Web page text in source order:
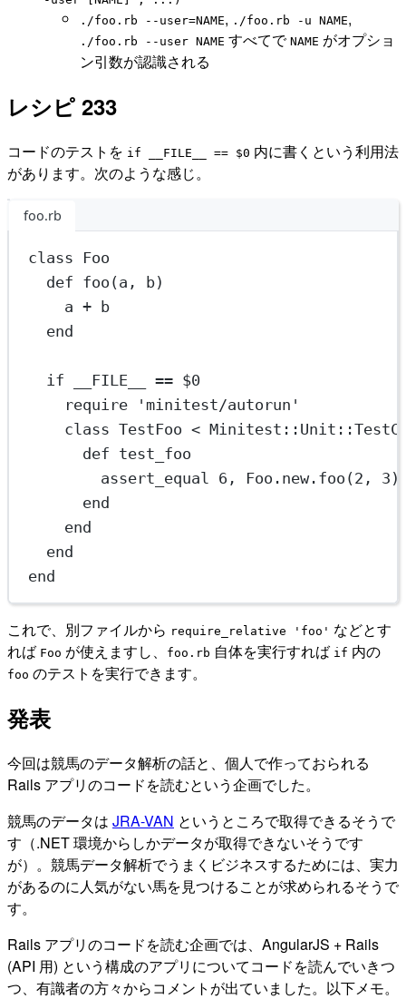
./foo.rb --user=NAME, ./foo.rb -u NAME,
./foo.rb --user NAME すべてで NAME がオプショ
ン引数が認識される
レシピ 233
コードのテストを if __FILE__ == $0 内に書くという利用法
があります。次のような感じ。
foo.rb
class
Foo
def foo (a, b)
a + b
end
if __FILE__ == $0
require
'minitest/autorun'
class TestFoo <
def test_foo
assert_equal 6 , Foo . new. foo (2 , 3
end
end
end
end
これで、別ファイルから require_relative 'foo' などとす
れば Foo が使えますし、 foo.rb 自体を実行すれば if 内の
foo のテストを実行できます。
発表
今回は競馬のデータ解析の話と、個人で作っておられる
Rails アプリのコードを読むという企画でした。
競馬のデータは JRA-VAN というところで取得できるそうで
す（.NET 環境からしかデータが取得できないそうです
が）。競馬データ解析でうまくビジネスするためには、実力
があるのに人気がない馬を見つけることが求められるそうで
す。
Rails アプリのコードを読む企画では、AngularJS + Rails
(API 用) という構成のアプリについてコードを読んでいきつ
つ、有識者の方々からコメントが出ていました。以下メモ。